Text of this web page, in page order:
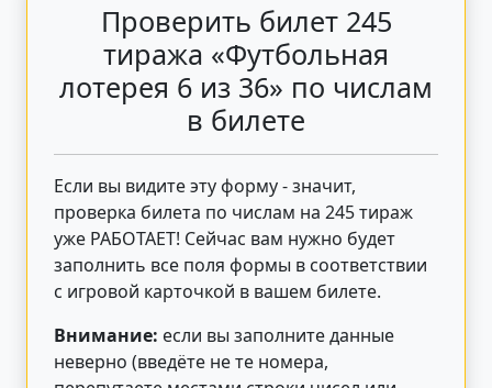
Проверить билет 245
тиража «Футбольная
лотерея 6 из 36» по числам
в билете
Если вы видите эту форму - значит,
проверка билета по числам на 245 тираж
уже РАБОТАЕТ! Сейчас вам нужно будет
заполнить все поля формы в соответствии
с игровой карточкой в вашем билете.
Внимание: если вы заполните данные
неверно (введёте не те номера,